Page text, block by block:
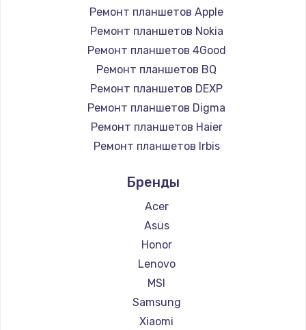
Заказать
1490 руб.
Заказать
Заказать
Замена корпуса
890 руб.
Заказать
Замена материнской платы
1760 руб.
Ремонт планшетов Apple
Ремонт планшетов Nokia
Ремонт планшетов 4Good
Ремонт планшетов BQ
Ремонт планшетов DEXP
Ремонт планшетов Digma
Ремонт планшетов Haier
Ремонт планшетов Irbis
Ремонт планшетов Microsoft
Ремонт планшетов BlackView
Ремонт планшетов Amazon
Ремонт планшетов Aquarius
Ремонт планшетов Philips
Ремонт планшетов Dell
Ремонт планшетов HP
Ремонт планшетов Getac
Бренды
Acer
Asus
Honor
Lenovo
MSI
Samsung
Xiaomi